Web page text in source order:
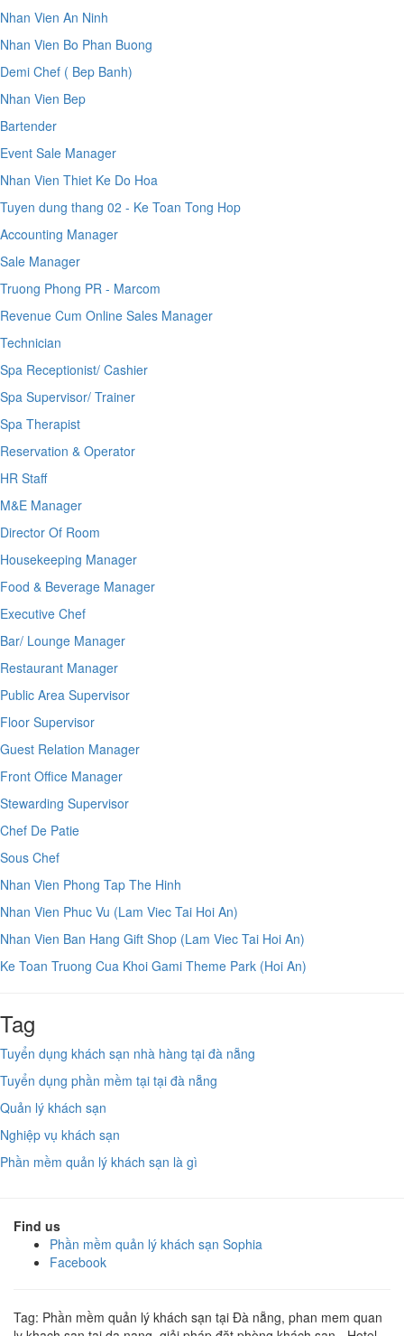
Nhan Vien An Ninh
Nhan Vien Bo Phan Buong
Demi Chef ( Bep Banh)
Nhan Vien Bep
Bartender
Event Sale Manager
Nhan Vien Thiet Ke Do Hoa
Tuyen dung thang 02 - Ke Toan Tong Hop
Accounting Manager
Sale Manager
Truong Phong PR - Marcom
Revenue Cum Online Sales Manager
Technician
Spa Receptionist/ Cashier
Spa Supervisor/ Trainer
Spa Therapist
Reservation & Operator
HR Staff
M&E Manager
Director Of Room
Housekeeping Manager
Food & Beverage Manager
Executive Chef
Bar/ Lounge Manager
Restaurant Manager
Public Area Supervisor
Floor Supervisor
Guest Relation Manager
Front Office Manager
Stewarding Supervisor
Chef De Patie
Sous Chef
Nhan Vien Phong Tap The Hinh
Nhan Vien Phuc Vu (Lam Viec Tai Hoi An)
Nhan Vien Ban Hang Gift Shop (Lam Viec Tai Hoi An)
Ke Toan Truong Cua Khoi Gami Theme Park (Hoi An)
Tag
Tuyển dụng khách sạn nhà hàng tại đà nẵng
Tuyển dụng phần mềm tại tại đà nẵng
Quản lý khách sạn
Nghiệp vụ khách sạn
Phần mềm quản lý khách sạn là gì
Find us
Phần mềm quản lý khách sạn Sophia
Facebook
Tag: Phần mềm quản lý khách sạn tại Đà nẵng, phan mem quan